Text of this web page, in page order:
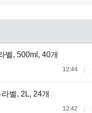
벨, 500ml, 40개
12:44
벨, 2L, 24개
12:42